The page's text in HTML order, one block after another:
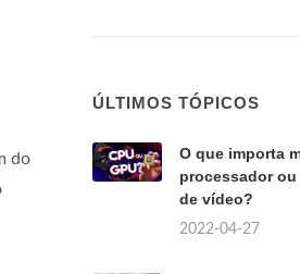
do
ÚLTIMOS TÓPICOS
O que importa
processador ou
de vídeo?
2022-04-27